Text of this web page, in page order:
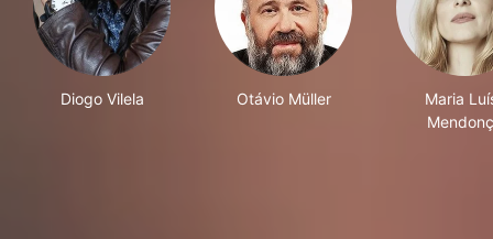
Diogo Vilela Otávio Müller
Maria